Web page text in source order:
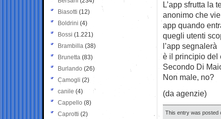
L’app sfrutta la
anonimo che
app quando
quegli utenti
l’app
è il principio del
Secondo Di
Non male, no?
(da agenzie)
This entry was posted
Biasotti (12)
Boldrini (4)
Bossi (1.221)
Brambilla (38)
Brunetta (83)
Burlando (26)
Camogli (2)
canile (4)
Cappello (8)
Caprotti (2)